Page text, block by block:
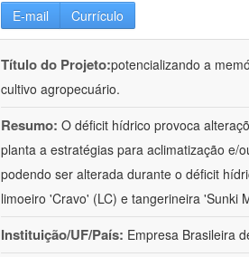
E-mail Currículo
Título do Projeto:potencializando a
cultivo agropecuário.
Resumo: O déficit hídrico provoca
planta a estratégias para aclimatização e/
podendo ser alterada durante o déficit
limoeiro 'Cravo' (LC) e tangerineira 'Sunki
Instituição/UF/País: Empresa Brasileira